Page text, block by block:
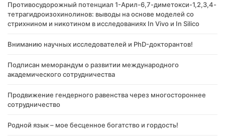
Противосудорожный потенциал 1-Арил-6,7-диметокси-1,2,3,4-
тетрагидроизохинолинов: выводы на основе моделей со
стрихнином и никотином в исследованиях In Vivo и In Silico
Вниманию научных исследователей и PhD-докторантов!
Подписан меморандум о развитии международного
академического сотрудничества
Продвижение гендерного равенства через многостороннее
сотрудничество
Родной язык – мое бесценное богатство и гордость!